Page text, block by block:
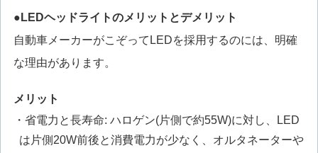
●LEDヘッドライトのメリットとデメリット
自動車メーカーがこぞってLEDを採用するのには、明確
な理由があります。
メリット
・省電力と長寿命: ハロゲン(片側で約55W)に対し、LED
は片側20W前後と消費電力が少なく、オルタネーターや